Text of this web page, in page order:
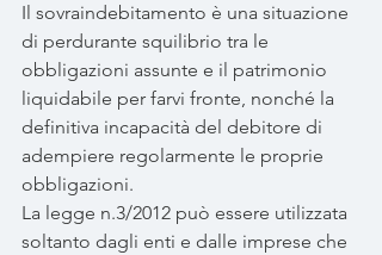
Il sovraindebitamento è una situazione
di perdurante squilibrio tra le
obbligazioni assunte e il patrimonio
liquidabile per farvi fronte, nonché la
definitiva incapacità del debitore di
adempiere regolarmente le proprie
obbligazioni.
La legge n.3/2012 può essere utilizzata
soltanto dagli enti e dalle imprese che